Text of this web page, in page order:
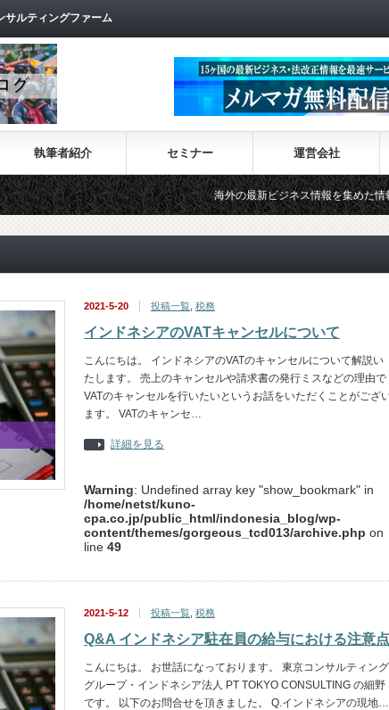
サルティングファーム
執筆者紹介 セミナー 運営会社
海外の最新ビジネス情報を集めた情報サイト【
2021-5-20 投稿一覧 税務
インドネシアのVATキャンセルについて
こんにちは。 インドネシアのVATのキャンセルについて解説い
たします。 売上のキャンセルや請求書の発行ミスなどの理由で
VATのキャンセルを行いたいというお話をいただくことがござ
ます。 VATのキャンセ…
詳細を見る
Warning: Undefined array key "show_bookmark" in
/home/netst/kuno-
cpa.co.jp/public_html/indonesia_blog/wp-
content/themes/gorgeous_tcd013/archive.php on
line 49
2021-5-12 投稿一覧 税務
Q&A インドネシア駐在員の給与における注意点
こんにちは。 お世話になっております。 東京コンサルティング
グループ・インドネシア法人 PT TOKYO CONSULTING の細野
です。 以下のお問合せを頂きました。 Q.インドネシアの現地…